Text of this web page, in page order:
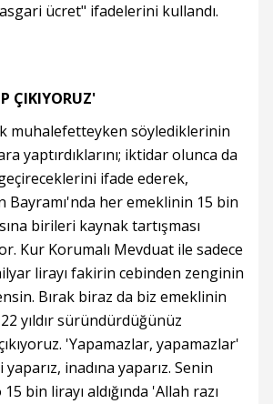
ücret" ifadelerini kullandı.
ÇIKIYORUZ'
muhalefetteyken söylediklerinin
yaptırdıklarını; iktidar olunca da
ifade ederek,
Bayramı'nda her emeklinin 15 bin
birileri kaynak tartışması
Kur Korumalı Mevduat ile sadece
lirayı fakirin cebinden zenginin
Bırak biraz da biz emeklinin
yıldır süründürdüğünüz
'Yapamazlar, yapamazlar'
inadına yaparız. Senin
bin lirayı aldığında 'Allah razı